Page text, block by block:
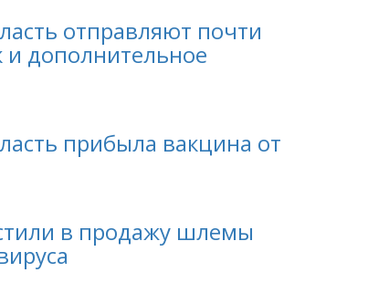
отправляют почти
дополнительное
прибыла вакцина от
в продажу шлемы